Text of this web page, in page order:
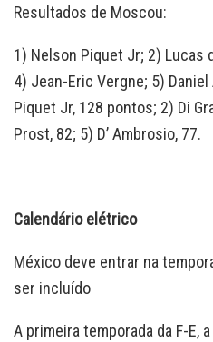
Resultados de Moscou:
1) Nelson Piquet Jr; 2) Lucas
4) Jean-Eric Vergne; 5)
Piquet Jr, 128 pontos; 2) Di
Prost, 82; 5) D’ Ambrosio, 77.
Calendário elétrico
México deve entrar na
ser incluído
A primeira temporada da F-E,